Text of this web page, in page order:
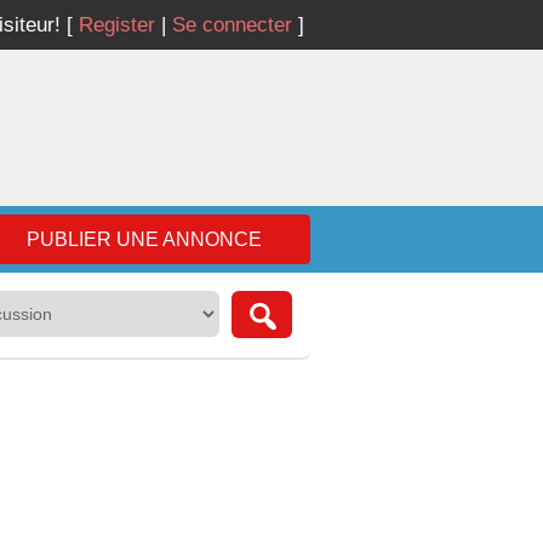
[ Register | Se connecter ]
PUBLIER UNE ANNONCE